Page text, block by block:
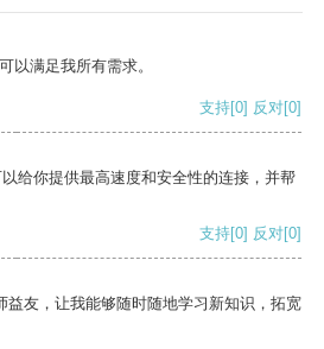
以满足我所有需求。
支持[0] 反对[0]
给你提供最高速度和安全性的连接，并帮
支持[0] 反对[0]
益友，让我能够随时随地学习新知识，拓宽